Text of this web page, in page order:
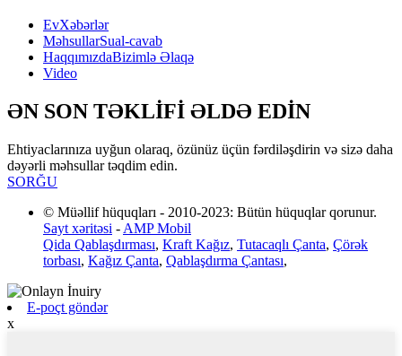
EvXəbərlər
MəhsullarSual-cavab
HaqqımızdaBizimlə Əlaqə
Video
ƏN SON TƏKLİFİ ƏLDƏ EDİN
Ehtiyaclarınıza uyğun olaraq, özünüz üçün fərdiləşdirin və sizə daha
dəyərli məhsullar təqdim edin.
SORĞU
© Müəllif hüquqları - 2010-2023: Bütün hüquqlar qorunur.
Sayt xəritəsi - AMP Mobil
Qida Qablaşdırması, Kraft Kağız, Tutacaqlı Çanta, Çörək
torbası, Kağız Çanta, Qablaşdırma Çantası,
E-poçt göndər
x